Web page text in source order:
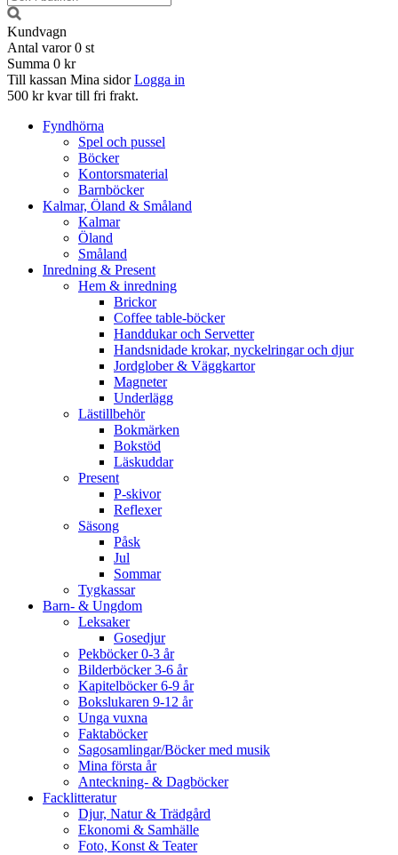
Kundvagn
Antal varor 0 st
Summa 0 kr
Till kassan Mina sidor Logga in
500 kr kvar till fri frakt.
Fyndhörna
Spel och pussel
Böcker
Kontorsmaterial
Barnböcker
Kalmar, Öland & Småland
Kalmar
Öland
Småland
Inredning & Present
Hem & inredning
Brickor
Coffee table-böcker
Handdukar och Servetter
Handsnidade krokar, nyckelringar och djur
Jordglober & Väggkartor
Magneter
Underlägg
Lästillbehör
Bokmärken
Bokstöd
Läskuddar
Present
P-skivor
Reflexer
Säsong
Påsk
Jul
Sommar
Tygkassar
Barn- & Ungdom
Leksaker
Gosedjur
Pekböcker 0-3 år
Bilderböcker 3-6 år
Kapitelböcker 6-9 år
Bokslukaren 9-12 år
Unga vuxna
Faktaböcker
Sagosamlingar/Böcker med musik
Mina första år
Anteckning- & Dagböcker
Facklitteratur
Djur, Natur & Trädgård
Ekonomi & Samhälle
Foto, Konst & Teater